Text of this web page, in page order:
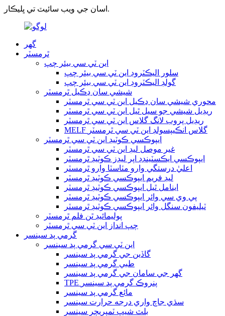
اسان جي ويب سائيٽ تي ڀليڪار.
گھر
ٿرمسٽر
اين ٽي سي بيئر چپ
سلور اليڪٽروڊ اين ٽي سي بيئر چپ
گولڊ اليڪٽروڊ اين ٽي سي بيئر چپ
شيشي سان ڍڪيل ٿرمسٽر
محوري شيشي سان ڍڪيل اين ٽي سي ٿرمسٽر
ريڊيل شيشي جو سيل ٿيل اين ٽي سي ٿرمسٽر
ريڊيل پروب لانگ گلاس اين ٽي سي ٿرمسٽر
MELF گلاس انڪيپسولڊ اين ٽي سي ٿرمسٽر
ايپوڪسي ڪوٽيڊ اين ٽي سي ٿرمسٽر
غير موصل ليڊ اين ٽي سي ٿرمسٽر
ايپوڪسي ايڪسٽينڊڊ اپر ليڊز ڪوٽيڊ ٿرمسٽر
اعليٰ درستگي وارو مٽاسٽا وارو ٿرمسٽر
ليڊ فريم ايپوڪسي ڪوٽيڊ ٿرمسٽر
اينامل ٿيل ايپوڪسي ڪوٽيڊ ٿرمسٽر
پي وي سي وائر ايپوڪسي ڪوٽيڊ ٿرمسٽر
ٽيليفون سنگل وائر ايپوڪسي ڪوٽيڊ ٿرمسٽر
پوليمائيڊ ٿن فلم ٿرمسٽر
چپ انداز اين ٽي سي ٿرمسٽر
گرمي پد سينسر
اين ٽي سي گرمي پد سينسر
گاڏين جي گرمي پد سينسر
طبي گرمي پد سينسر
گھر جي سامان جي گرمي پد سينسر
TPE پنروڪ گرمي پد سينسر
مائع گرمي پد سينسر
سڌي جاچ واري درجه حرارت سينسر
بلٽ شيپ ٽمپريچر سينسر